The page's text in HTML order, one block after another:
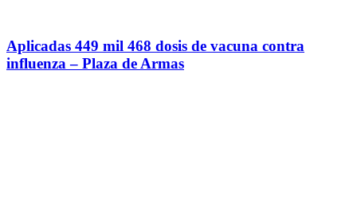
Aplicadas 449 mil 468 dosis de vacuna contra
influenza – Plaza de Armas